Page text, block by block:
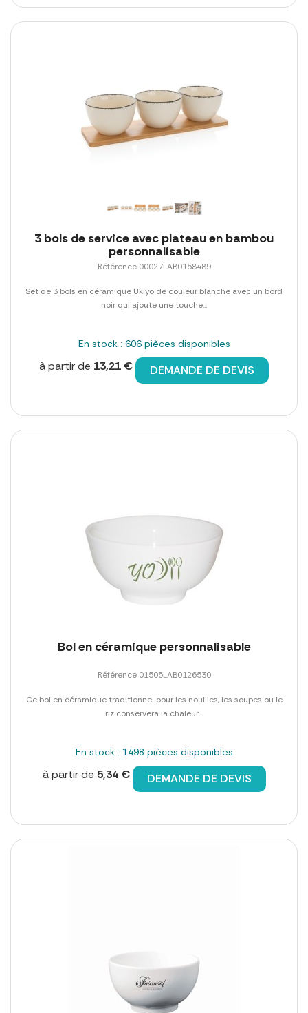
3 bols de service avec plateau en bambou
personnalisable
Référence 00027LAB0158489
Set de 3 bols en céramique Ukiyo de couleur blanche avec un bord
noir qui ajoute une touche...
En stock : 606 pièces disponibles
à partir de 13,21 € DEMANDE DE DEVIS
Bol en céramique personnalisable
Référence 01505LAB0126530
Ce bol en céramique traditionnel pour les nouilles, les soupes ou le
riz conservera la chaleur...
En stock : 1498 pièces disponibles
à partir de 5,34 € DEMANDE DE DEVIS